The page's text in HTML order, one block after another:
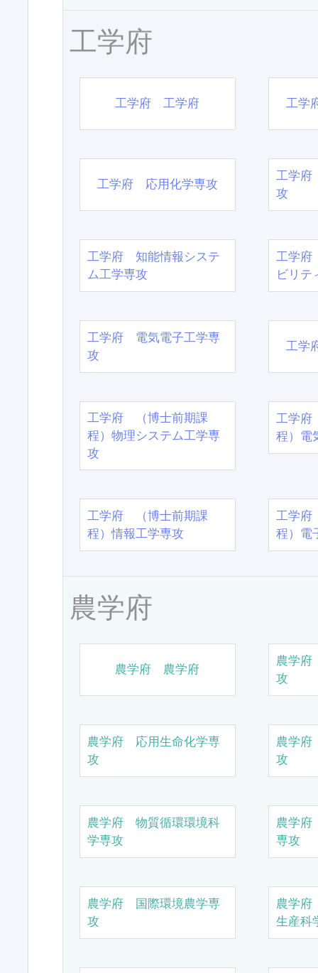
工学府
工学府 工学府 工学
工学府 応用化学専攻
工学府
攻
工学府 知能情報システ
ム工学専攻
工学府
ビリテ
工学府 電気電子工学専
攻
工学
工学府 （博士前期課
程）物理システム工学専
攻
工学
程）電
工学府 （博士前期課
程）情報工学専攻
工学
程）電
農学府
農学府 農学府
農学
攻
農学府 応用生命化学専
攻
農学
攻
農学府 物質循環環境科
学専攻
農学
専攻
農学府 国際環境農学専
攻
農学
生産科